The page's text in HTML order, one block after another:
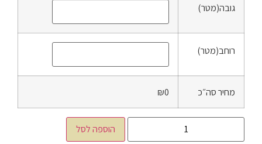
גובה(מטר)
רוחב(מטר)
מחיר סה״כ ₪0
הוספה לסל